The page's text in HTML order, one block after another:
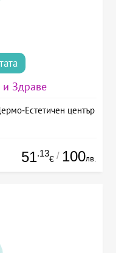
и Здраве
Естетичен център
51.13
€ / 100лв.